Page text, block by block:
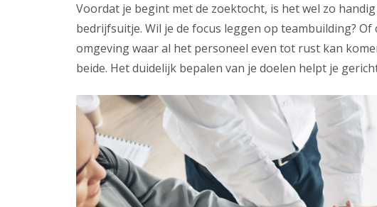
Voordat je begint met de zoektocht, is het wel zo
bedrijfsuitje. Wil je de focus leggen op teambuilding?
omgeving waar al het personeel even tot rust kan
beide. Het duidelijk bepalen van je doelen helpt je